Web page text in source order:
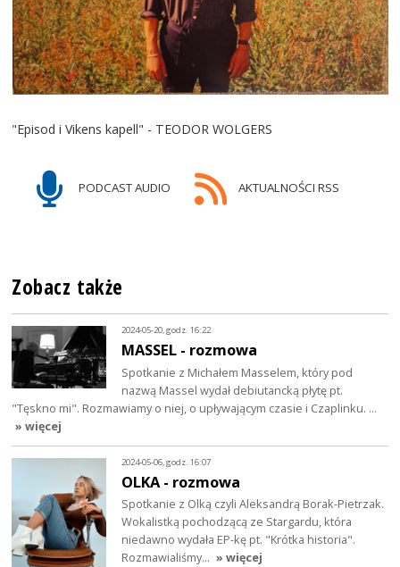
"Episod i Vikens kapell" - TEODOR WOLGERS
PODCAST AUDIO AKTUALNOŚCI RSS
Zobacz także
2024-05-20, godz. 16:22
MASSEL - rozmowa
Spotkanie z Michałem Masselem, który pod
nazwą Massel wydał debiutancką płytę pt.
"Tęskno mi". Rozmawiamy o niej, o upływającym czasie i Czaplinku. …
» więcej
2024-05-06, godz. 16:07
OLKA - rozmowa
Spotkanie z Olką czyli Aleksandrą Borak-Pietrzak.
Wokalistką pochodzącą ze Stargardu, która
niedawno wydała EP-kę pt. "Krótka historia".
Rozmawialiśmy… » więcej